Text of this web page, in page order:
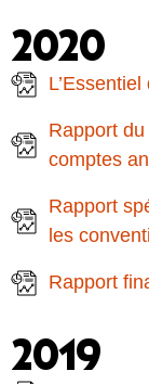
2020
Rapport
comptes
Rapport
les
Rapport
2019